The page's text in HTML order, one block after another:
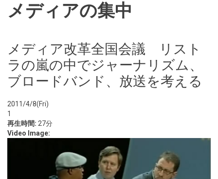
メディアの集中
メディア改革全国会議 リスト
ラの嵐の中でジャーナリズム、
ブロードバンド、放送を考える
2011/4/8(Fri)
1
再生時間: 27分
Video Image: